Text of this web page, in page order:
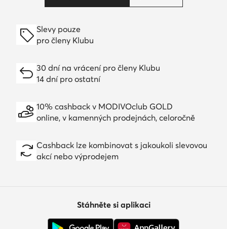
Slevy pouze
pro členy Klubu
30 dní na vrácení pro členy Klubu
14 dní pro ostatní
10% cashback v MODIVOclub GOLD
online, v kamenných prodejnách, celoročně
Cashback lze kombinovat s jakoukoli slevovou
akcí nebo výprodejem
Stáhněte si aplikaci